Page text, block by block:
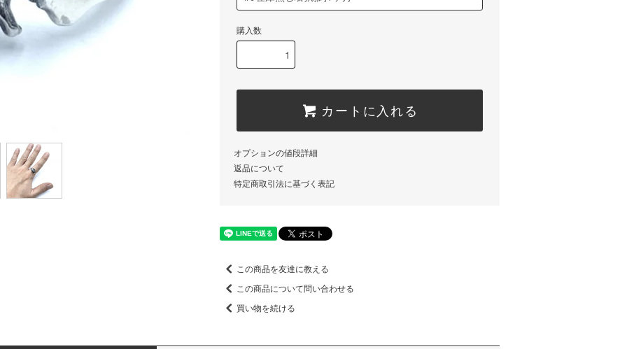
購入数
カートに入れる
オプションの値段詳細
返品について
特定商取引法に基づく表記
この商品を友達に教える
この商品について問い合わせる
買い物を続ける